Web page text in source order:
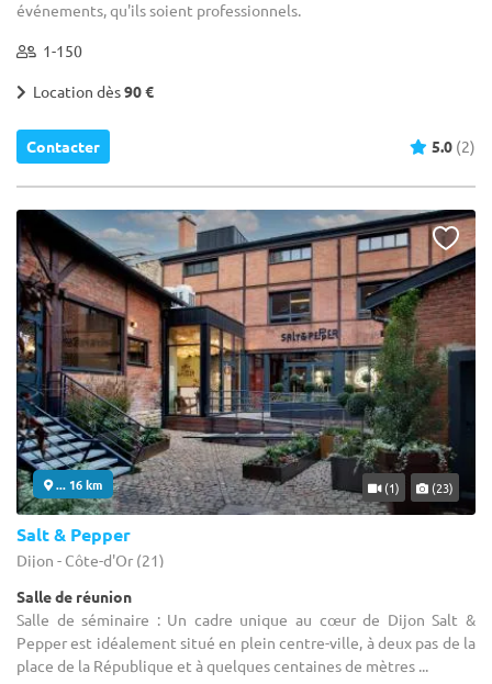
événements, qu'ils soient professionnels.
1-150
Location dès90 €
Contacter 5.0 (2)
... 16 km (1) (23)
Salt & Pepper
Dijon - Côte-d'Or (21)
Salle de réunion
Salle de séminaire : Un cadre unique au cœur de Dijon Salt &
Pepper est idéalement situé en plein centre-ville, à deux pas de la
place de la République et à quelques centaines de mètres ...